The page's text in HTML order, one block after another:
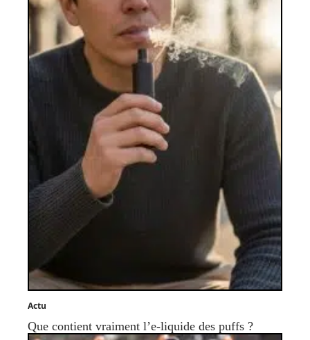
Actu
Que contient vraiment l’e-liquide des puffs ?